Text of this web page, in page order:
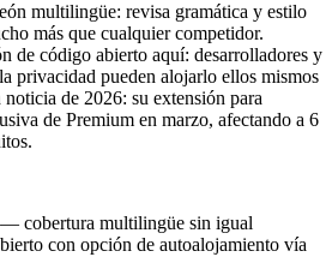
multilingüe: revisa gramática y estilo
más que cualquier competidor.
de código abierto aquí: desarrolladores y
privacidad pueden alojarlo ellos mismos
de 2026: su extensión para
de Premium en marzo, afectando a 6
cobertura multilingüe sin igual
con opción de autoalojamiento vía